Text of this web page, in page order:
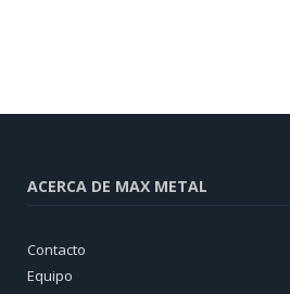
ACERCA DE MAX METAL
Contacto
Equipo